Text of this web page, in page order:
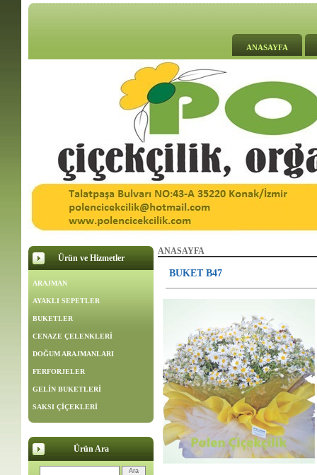
ANASAYFA
Ürün ve Hizmetler
ARAJMAN
AYAKLI SEPETLER
BUKETLER
CENAZE ÇELENKLERİ
DOĞUM ARAJMANLARI
FERFORJELER
GELİN BUKETLERİ
SAKSI ÇİÇEKLERİ
Ürün Ara
ANASAYFA
BUKET B47